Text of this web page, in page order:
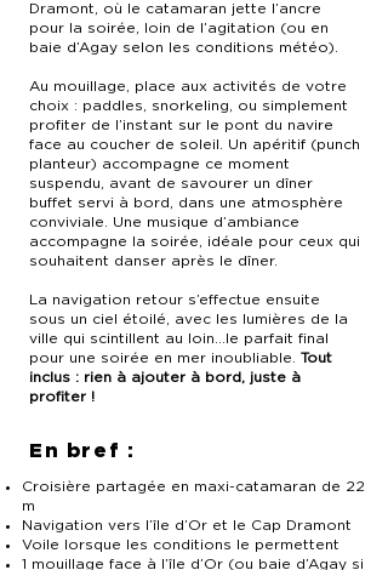
Dramont, où le catamaran jette l’ancre
pour la soirée, loin de l’agitation (ou en
baie d’Agay selon les conditions météo).
Au mouillage, place aux activités de votre
choix : paddles, snorkeling, ou simplement
profiter de l’instant sur le pont du navire
face au coucher de soleil. Un apéritif (punch
planteur) accompagne ce moment
suspendu, avant de savourer un dîner
buffet servi à bord, dans une atmosphère
conviviale. Une musique d’ambiance
accompagne la soirée, idéale pour ceux qui
souhaitent danser après le dîner.
La navigation retour s’effectue ensuite
sous un ciel étoilé, avec les lumières de la
ville qui scintillent au loin…le parfait final
pour une soirée en mer inoubliable. Tout
inclus : rien à ajouter à bord, juste à
profiter !
En bref :
Croisière partagée en maxi-catamaran de 22
m
Navigation vers l’île d’Or et le Cap Dramont
Voile lorsque les conditions le permettent
1 mouillage face à l’île d’Or (ou baie d’Agay si